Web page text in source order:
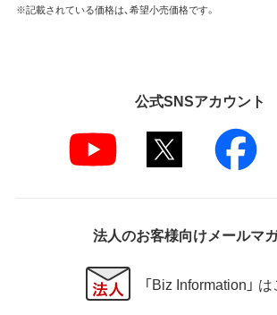
※記載されている価格は、希望小売価格です。
公式SNSアカウント
法人のお客様向けメールマ
「Biz Information」